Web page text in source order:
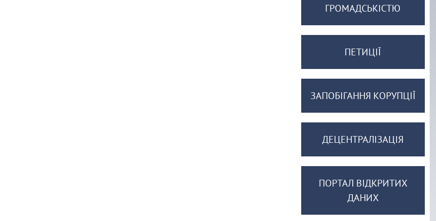
ГРОМАДСЬКІСТЮ
ПЕТИЦІЇ
ЗАПОБІГАННЯ КОРУПЦІЇ
ДЕЦЕНТРАЛІЗАЦІЯ
ПОРТАЛ ВІДКРИТИХ
ДАНИХ